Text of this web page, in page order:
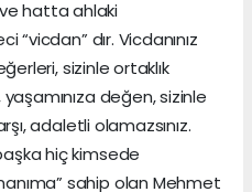
hatta ahlaki
dır. Vicdanınız
sizinle ortaklık
değen, sizinle
adaletli olamazsınız.
hiç kimsede
sahip olan Mehmet